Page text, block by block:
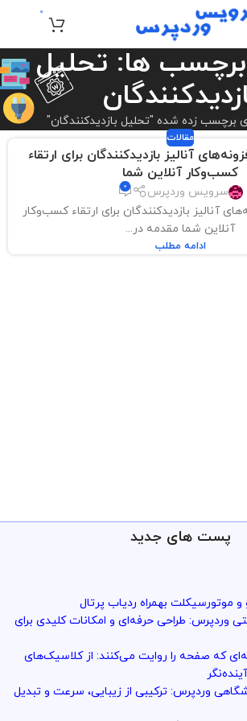
0
ها: تحلیل
زده شده "تحلیل بازدیدکنندگان"
مقالات
آنالیز بازدیدکنندگان برای ارتقاء
کسب‌وکار آنلاین شما
سرویس وردپرس 0
آنالیز بازدیدکنندگان برای ارتقاء کسب‌وکار
آنلاین شما مقدمه در...
ادامه مطلب
پست های جدید
موتورسیکلت بهمراه ردیاب پرتال
وردپرس: طراحی حرفه‌ای و امکانات کلیدی برای
که صفحه را روایت می‌کنند: از کلاسیک‌های
وردپرس: ترکیبی از زیبایی، سرعت و تبدیل